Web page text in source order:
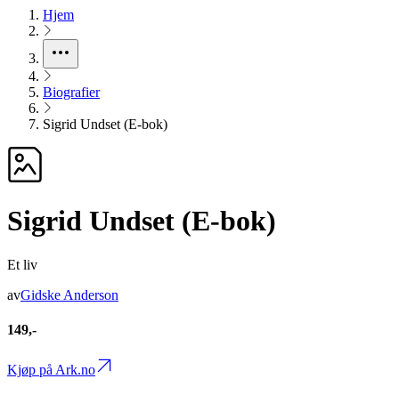
Hjem
Biografier
Sigrid Undset (E-bok)
Sigrid Undset (E-bok)
Et liv
avGidske Anderson
149,-
Kjøp på Ark.no